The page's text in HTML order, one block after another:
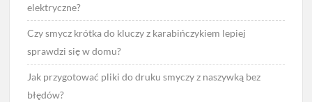
elektryczne?
Czy smycz krótka do kluczy z karabińczykiem lepiej
sprawdzi się w domu?
Jak przygotować pliki do druku smyczy z naszywką bez
błędów?